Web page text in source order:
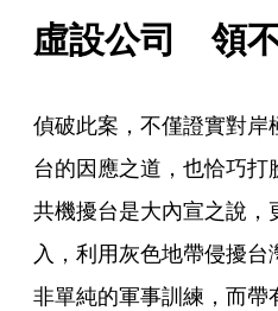
虛設公司　領
偵破此案，不僅證實對
台的因應之道，也恰巧
共機擾台是大內宣之說，
入，利用灰色地帶侵擾台
非單純的軍事訓練，而帶